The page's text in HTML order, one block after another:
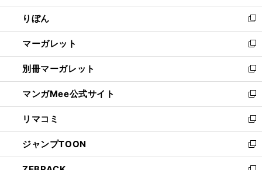
開
く
ウ
で
開
く
ン
ド
ウ
で
開
く
ウ
ィ
ン
ド
ウ
で
開
く
りぼん
新
し
い
ウ
ィ
ン
ド
ウ
で
開
く
マーガレット
新
し
い
ウ
ィ
ン
ド
ウ
で
開
別冊マーガレット
新
し
い
ウ
ィ
ン
ド
ウ
マンガMee公式サイト
新
し
い
ウ
ィ
ン
リマコミ
新
し
い
ウ
ジャンプTOON
新
し